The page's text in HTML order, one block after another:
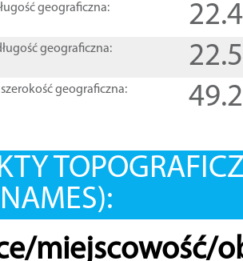
geograficzna:
geograficzna:
geograficzna:
miejscowość/